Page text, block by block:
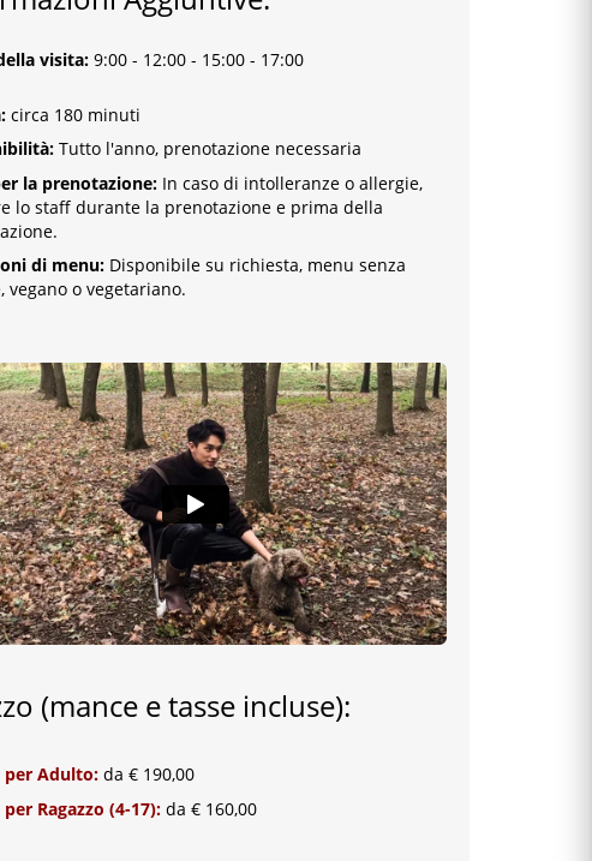
visita: 9:00 - 12:00 - 15:00 - 17:00
circa 180 minuti
Tutto l'anno, prenotazione necessaria
la prenotazione:In caso di intolleranze o allergie,
lo staff durante la prenotazione e prima della
di menu:Disponibile su richiesta, menu senza
vegano o vegetariano.
(mance e tasse incluse):
per Adulto:da € 190,00
per Ragazzo (4-17):da € 160,00